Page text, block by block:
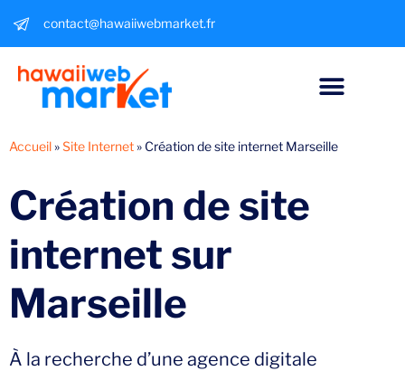
contact@hawaiiwebmarket.fr
Accueil»Site Internet» Création de site internet Marseille
Création de site
internet sur
Marseille
À la recherche d’une agence digitale